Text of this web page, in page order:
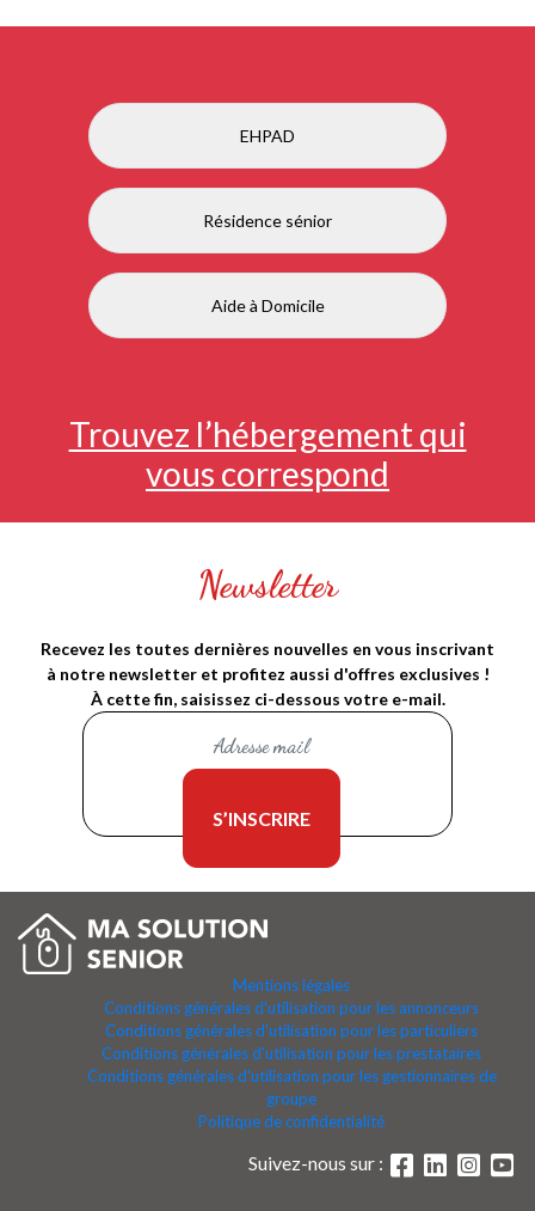
EHPAD
Résidence sénior
Aide à Domicile
Trouvez l’hébergement qui
vous correspond
Newsletter
Recevez les toutes dernières nouvelles en vous inscrivant
à notre newsletter et profitez aussi d'offres exclusives !
À cette fin, saisissez ci-dessous votre e-mail.
Mentions légales
Conditions générales d'utilisation pour les annonceurs
Conditions générales d'utilisation pour les particuliers
Conditions générales d'utilisation pour les prestataires
Conditions générales d'utilisation pour les gestionnaires de
groupe
Politique de confidentialité
Suivez-nous sur :